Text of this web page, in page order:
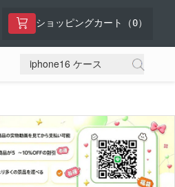
ショッピングカート（ 0）